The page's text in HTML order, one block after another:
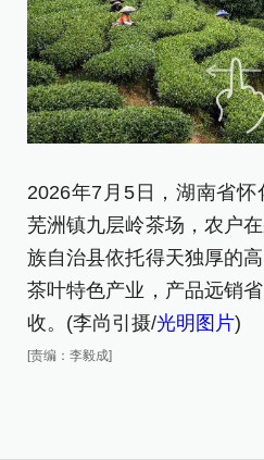
2026年7月5日，湖南省
芜洲镇九层岭茶场，农户
族自治县依托得天独厚的
茶叶特色产业，产品远销
收。(李尚引摄/光明图片)
[责编：李毅成]